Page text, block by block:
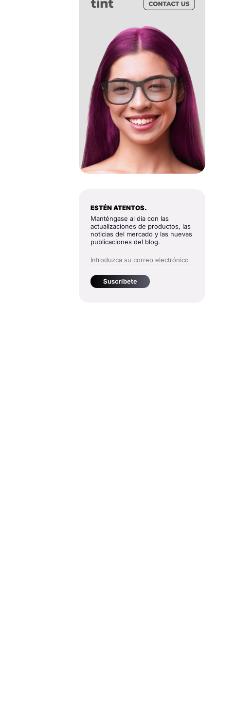
ESTÉN ATENTOS.
Manténgase al día con las
actualizaciones de productos, las
noticias del mercado y las nuevas
publicaciones del blog.
Suscríbete